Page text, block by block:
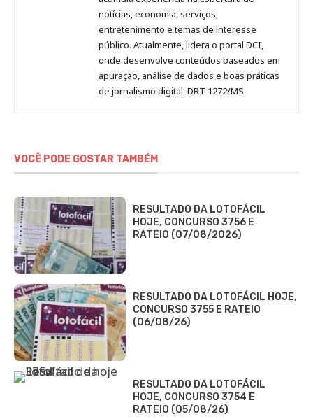
notícias, economia, serviços,
entretenimento e temas de interesse
público. Atualmente, lidera o portal DCI,
onde desenvolve conteúdos baseados em
apuração, análise de dados e boas práticas
de jornalismo digital. DRT 1272/MS
VOCÊ PODE GOSTAR TAMBÉM
RESULTADO DA LOTOFÁCIL
HOJE, CONCURSO 3756 E
RATEIO (07/08/2026)
RESULTADO DA LOTOFÁCIL HOJE,
CONCURSO 3755 E RATEIO
(06/08/26)
RESULTADO DA LOTOFÁCIL
HOJE, CONCURSO 3754 E
RATEIO (05/08/26)